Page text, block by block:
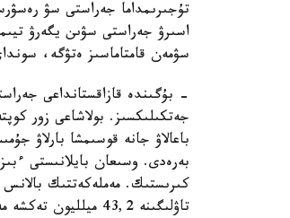
تۇجىرىمداما جەراستى سۋ
اسىرۋ جەراستى سۋىن يگەرۋ
سۋمەن قامتاماسىز ەتۋگە،
- بۇگىندە قازاقستانداعى
جەتكىلىكسىز. بولاشاعى زور
باعالاۋ جانە قوسىمشا بارلاۋ
بەرەدى. وسىعان بايلانىستى
كىرىستىك. مەملەكەتتىك